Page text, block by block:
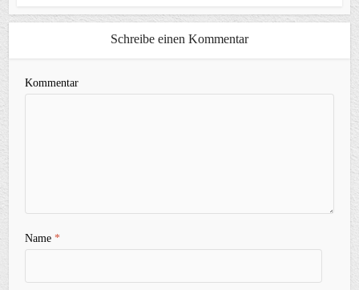
Schreibe einen Kommentar
Kommentar
Name*